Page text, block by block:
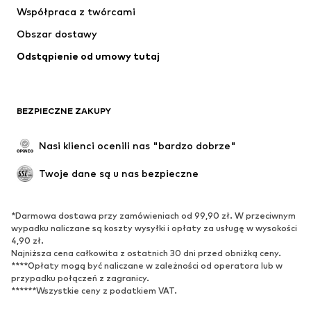
Współpraca z twórcami
Obszar dostawy
Odstąpienie od umowy tutaj
BEZPIECZNE ZAKUPY
Nasi klienci ocenili nas "bardzo dobrze"
Twoje dane są u nas bezpieczne
*Darmowa dostawa przy zamówieniach od 99,90 zł. W przeciwnym
wypadku naliczane są koszty wysyłki i opłaty za usługę w wysokości
4,90 zł.
Najniższa cena całkowita z ostatnich 30 dni przed obniżką ceny.
****Opłaty mogą być naliczane w zależności od operatora lub w
przypadku połączeń z zagranicy.
******Wszystkie ceny z podatkiem VAT.